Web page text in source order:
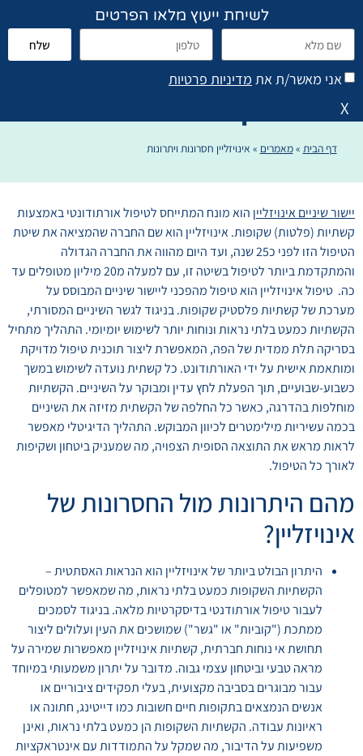
לשיחת ייעוץ מלאו הפרטים
אני מאשר/ת את מדיניות פרטיות
שלח
X
דף הבית »מאמרים » אינויזליין חסרונות ויתרונות
יישור שיניים אינויזליין הוא מונח המתייחס לטיפול אורתודונטי באמצעות
קשתיות (פלטות) שקופות. אינויזליין הוא שם החברה שהמציאה את שיטת
הטיפול הזו לפני כ25 שנה, ועד היום מהווה את החברה הגדולה
והמתקדמת ביותר לטיפול בשיטה זו, עם למעלה מ20 מיליון מטופלים עד
כה. טיפול אינויזליין הוא טיפול מהפכני ליישור שיניים המבוסס על
מערכת של קשתיות פלסטיק שקופות. בניגוד לגשר השיניים המסורתי,
הקשתיות כמעט בלתי נראות ונוחות יותר לשימוש יומיומי. התהליך מתחיל
בסריקה תלת ממדית של הפה, המאפשרת ליצור תוכנית טיפול מדויקת
ומותאמת אישית על ידי האורתודונט. כל קשתית נועדה לשימוש במשך
כשבוע-שבועיים, תוך הפעלת לחץ עדין ומבוקר על השיניים. הקשתיות
מוחלפות בהדרגה, כאשר כל החלפה של הקשתית מזיזה את השיניים
בכמה עשיריות מילימטרים לכיוון המבוקש. התהליך הדיגיטלי מאפשר
לראות מראש את התוצאה הסופית הצפויה, מה שמעניק ביטחון ושקיפות
לאורך כל הטיפול.
מהם היתרונות מול החסרונות של
אינויזליין?
היתרון הבולט ביותר של אינויזליין הוא הנראות האסתטית –
הקשתיות השקופות כמעט בלתי נראות, מה שמאפשר למטופלים
לעבור טיפול אורתודנטי בדיסקרטיות מלאה. בניגוד לסמכים
ממתכת ("קוביות" או "גשר") שמושכים את העין ועלולים ליצור
תחושת אי נוחות חברתית, קשתיות אינויזליין מאפשרות שמירה על
מראה טבעי וביטחון עצמי גבוה. מדובר על יתרון משמעותי במיוחד
עבור מבוגרים בסביבה מקצועית, בעלי תפקידים ציבוריים או
אנשים הנמצאים בתקופות חיים חשובות כמו דייטינג, חתונה או
ראיונות עבודה. הקשתיות השקופות הן כמעט בלתי נראות, ואינן
משפיעות על הדיבור, מה שמקל על התמודדות עם אינטראקציות
פתח סרגל נגישות